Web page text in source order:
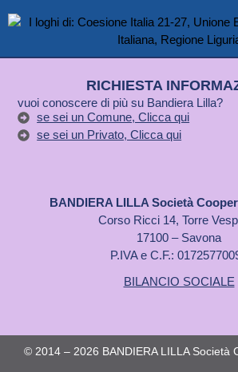
RICHIESTA
vuoi conoscere di più su Bandiera Lilla?
se sei un Comune, Clicca qui
se sei un Privato, Clicca qui
BANDIERA LILLA Società
Corso Ricci 14, Torre
17100 – Savona
P.IVA e C.F.:
BILANCIO SOCIALE
© 2014 – 2026 BANDIERA LILLA Società